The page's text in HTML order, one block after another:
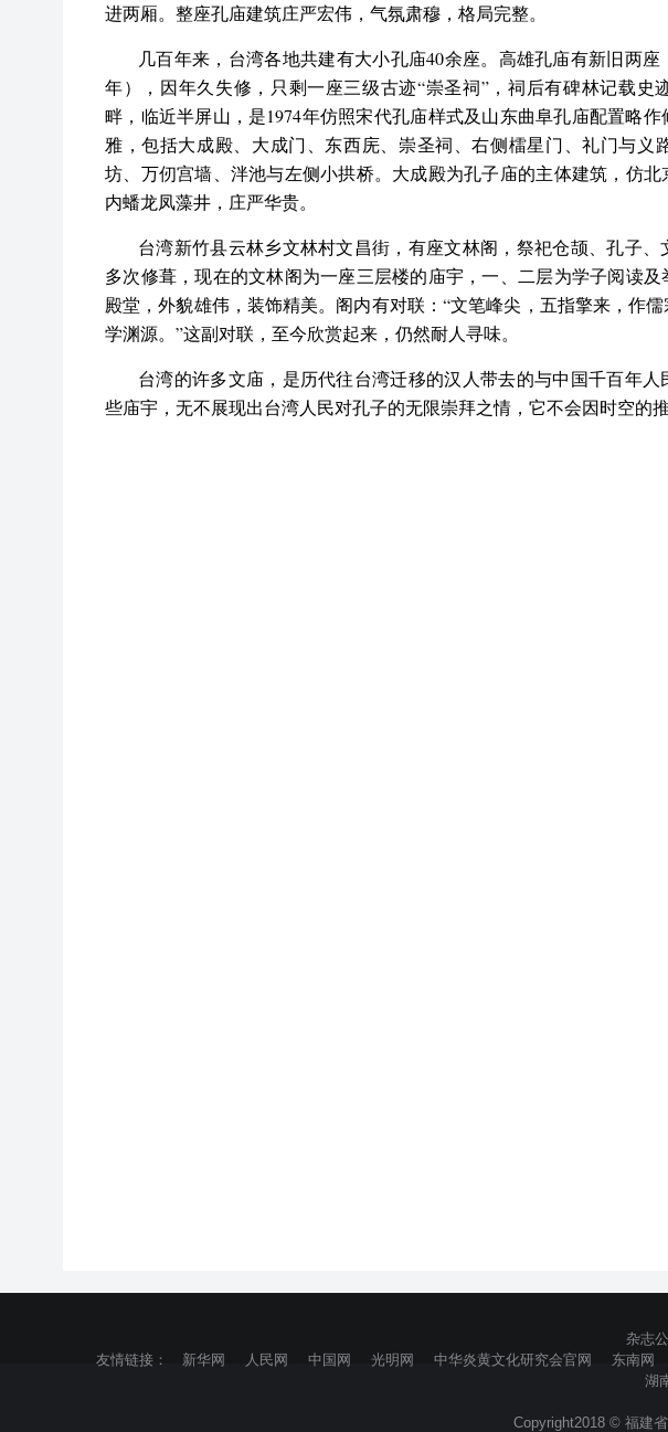
进两厢。整座孔庙建筑庄严宏伟，气氛肃穆，格局完整。
几百年来，台湾各地共建有大小孔庙40余座。高雄孔庙有新旧两
年），因年久失修，只剩一座三级古迹“崇圣祠”，祠后有碑林记载史
畔，临近半屏山，是1974年仿照宋代孔庙样式及山东曲阜孔庙配置略
雅，包括大成殿、大成门、东西庑、崇圣祠、右侧檑星门、礼门与义
坊、万仞宫墙、泮池与左侧小拱桥。大成殿为孔子庙的主体建筑，仿
内蟠龙凤藻井，庄严华贵。
台湾新竹县云林乡文林村文昌街，有座文林阁，祭祀仓颉、孔子
多次修葺，现在的文林阁为一座三层楼的庙宇，一、二层为学子阅读
殿堂，外貌雄伟，装饰精美。阁内有对联：“文笔峰尖，五指擎来，作
学渊源。”这副对联，至今欣赏起来，仍然耐人寻味。
台湾的许多文庙，是历代往台湾迁移的汉人带去的与中国千百年
些庙宇，无不展现出台湾人民对孔子的无限崇拜之情，它不会因时空的推
杂志
友情链接：
新华网 人民网 中国网 光明网 中华炎黄文化研究会官网 东南网
湖
Copyright2018 © 福建